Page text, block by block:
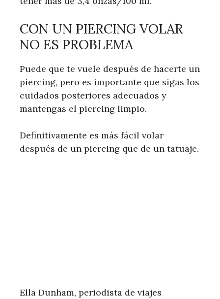
CON UN PIERCING VOLAR
NO ES PROBLEMA
Puede que te vuele después de hacerte un
piercing, pero es importante que sigas los
cuidados posteriores adecuados y
mantengas el piercing limpio.
Definitivamente es más fácil volar
después de un piercing que de un tatuaje.
Ella Dunham, periodista de viajes